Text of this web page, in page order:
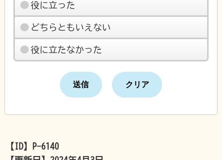
役に立った
どちらともいえない
役に立たなかった
【ID】
P-6140